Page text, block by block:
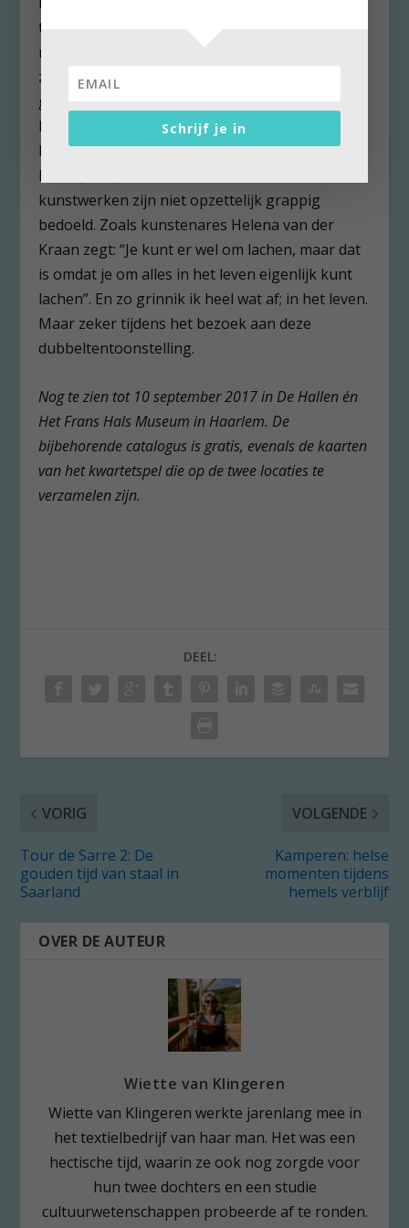
talloze kunstwerken; luister naar de musicbox
met Johnny Woodhouse, wat mijn vader énig
zou hebben gevonden, maak een dansje met, de
griezelig echte, ‘The Dancing White Man’ 2012,
bekijk oude interviews met Wim T. Schippers en
bewonder het schilderij ‘Het blauwen van de
lucht’ (1976) van Hans Citroen. Veel van deze
kunstwerken zijn niet opzettelijk grappig
bedoeld. Zoals kunstenares Helena van der
Kraan zegt: “Je kunt er wel om lachen, maar dat
is omdat je om alles in het leven eigenlijk kunt
lachen”. En zo grinnik ik heel wat af; in het leven.
Maar zeker tijdens het bezoek aan deze
dubbeltentoonstelling.
Nog te zien tot 10 september 2017 in De Hallen én
Het Frans Hals Museum in Haarlem. De
bijbehorende catalogus is gratis, evenals de kaarten
van het kwartetspel die op de twee locaties te
verzamelen zijn.
DEEL:
VORIG
Tour de Sarre 2: De
gouden tijd van staal in
Saarland
VOLGENDE
Kamperen: helse
momenten tijdens
hemels verblijf
OVER DE AUTEUR
Wiette van Klingeren
Wiette van Klingeren werkte jarenlang mee in
het textielbedrijf van haar man. Het was een
hectische tijd, waarin ze ook nog zorgde voor
hun twee dochters en een studie
cultuurwetenschappen probeerde af te ronden.
Schrijf je in